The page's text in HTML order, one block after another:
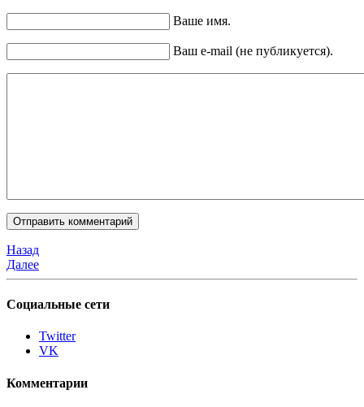
Ваше имя.
Ваш e-mail (не публикуется).
Назад
Далее
Социальные сети
Twitter
VK
Комментарии